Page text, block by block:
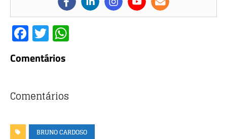
F
a
c
b
o
T
w
it
r
p
Comentários
Comentários
BRUNO CARDOSO